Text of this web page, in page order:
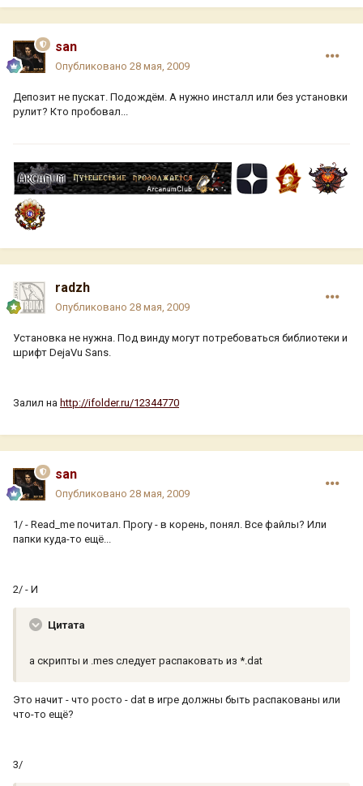
san
Опубликовано 28 мая, 2009
Депозит не пускат. Подождём. А нужно инсталл или без установки
рулит? Кто пробовал...
radzh
Опубликовано 28 мая, 2009
Установка не нужна. Под винду могут потребоваться библиотеки и
шрифт DejaVu Sans.
Залил на http://ifolder.ru/12344770
san
Опубликовано 28 мая, 2009
1/ - Read_me почитал. Прогу - в корень, понял. Все файлы? Или
папки куда-то ещё...
2/ - И
Цитата
а скрипты и .mes следует распаковать из *.dat
Это начит - что росто - dat в игре должны быть распакованы или
что-то ещё?
3/